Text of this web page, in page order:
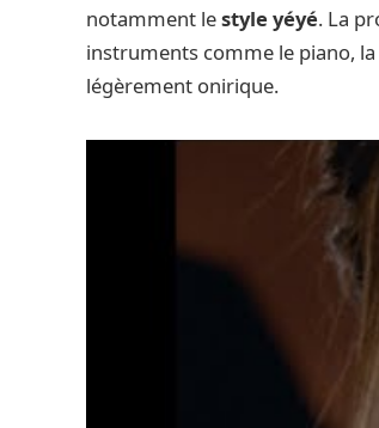
notamment lestyle yéyé. La
instruments comme le piano,
légèrement onirique.